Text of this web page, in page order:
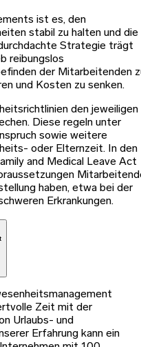
ist es, den
stabil zu halten und die
Strategie trägt
reibungslos
der Mitarbeitenden
und Kosten zu senken.
den jeweiligen
Diese regeln unter
sowie weitere
oder Elternzeit. In den
and Medical Leave Act
haben, etwa bei der
Erkrankungen.
Zeit mit der
Urlaubs- und
Erfahrung kann ein